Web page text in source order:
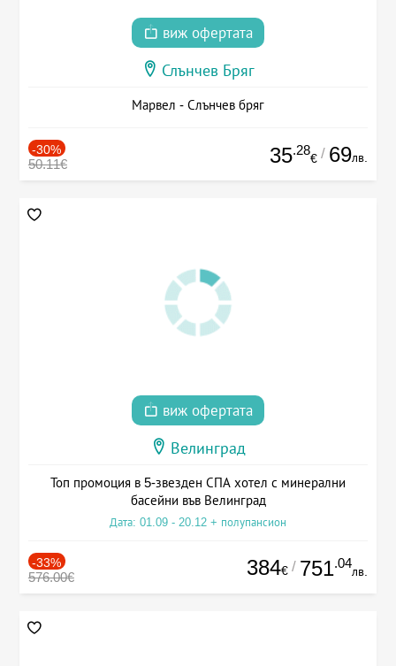
виж офертата
Слънчев Бряг
Марвел - Слънчев бряг
-30%
50.11€ 35.28
€ / 69лв.
виж офертата
Велинград
Топ промоция в 5-звезден СПА хотел с минерални
басейни във Велинград
Дата: 01.09 - 20.12 + полупансион
-33%
576.00€ 384€ / 751.04
лв.